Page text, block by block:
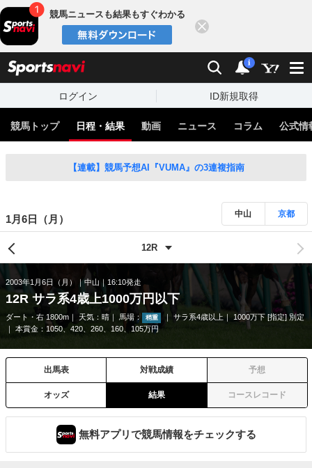
競馬ニュースも結果もすぐわかる
検索 通知
i
ログイン ID新規取得
競馬トップ 日程・結果 動画 ニュース コラム 公式情
【連載】競馬予想AI『VUMA』の3連複指南
1月6日（月） 中山 京都
2003年1月6日（月） 中山 16:10発走
12R サラ系4歳上1000万円以下
ダート・右 1800m 天気： 晴 馬場： 稍重 サラ系4歳以上
1000万下 [指定] 別定
本賞金：1050、420、260、160、105万円
出馬表 対戦成績 予想
オッズ 結果 コースレコード
無料アプリで競馬情報をチェックする